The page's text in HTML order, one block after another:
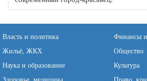
Власть и политика
Финансы
Жильё, ЖКХ
Общество
Наука и образование
Культура